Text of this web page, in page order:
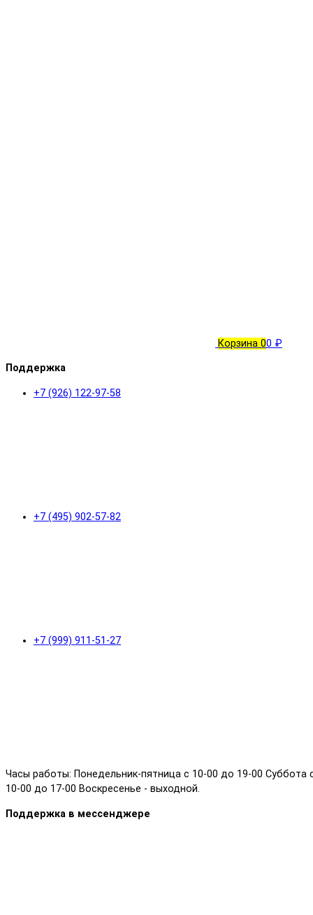
Корзина 00 ₽
Поддержка
+7 (926) 122-97-58
+7 (495) 902-57-82
+7 (999) 911-51-27
Часы работы: Понедельник-пятница с 10-00 до 19-00 Суббота
10-00 до 17-00 Воскресенье - выходной.
Поддержка в мессенджере